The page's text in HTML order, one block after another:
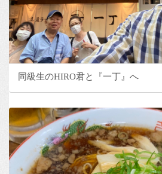
同級生のHIRO君と『一丁』へ